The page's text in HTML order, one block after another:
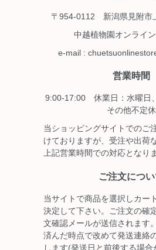
〒954-0112 新潟県見附市
中越植物園オンライ
e-mail :
営業時間
9:00-17:00 休業日：水曜日
その他不定休
当ショッピングサイトでのご
けておりますが、受注や出荷
上記営業時間での対応となりま
ご注文につ
当サイトで商品を選択しカー
決定して下さい。ご注文の確
文確認メールが送信されます
済んだ時点で改めて発送連絡
します(発送日と前後する場